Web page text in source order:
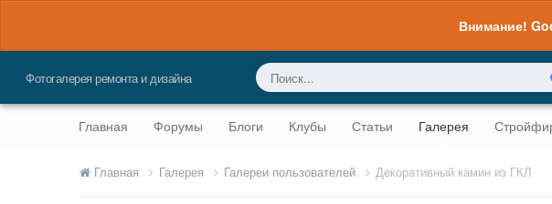
Внимание!
Фотогалерея ремонта и дизайна
Главная Форумы Блоги Клубы Статьи Галерея
Главная Галерея Галереи пользователей Декоративный камин из ГКЛ